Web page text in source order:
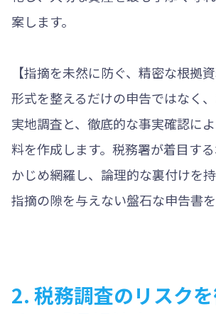
案します。
【指摘を未然に防ぐ、精密な根拠資
形式を整えるだけの申告ではなく
実地調査と、徹底的な事実確認に
料を作成します。税務署が着目す
かじめ網羅し、論理的な裏付けを持
指摘の隙を与えない盤石な申告書を
2. 税務調査のリスク